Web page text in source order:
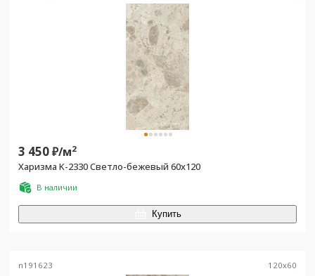
3 450₽/м2
Харизма K-2330 Cветло-бежевый 60x120
В наличии
Купить
n191623 120x60